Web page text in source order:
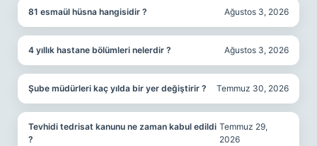
81 esmaül hüsna hangisidir ? Ağustos 3, 2026
4 yıllık hastane bölümleri nelerdir ? Ağustos 3, 2026
Şube müdürleri kaç yılda bir yer değiştirir ? Temmuz 30, 2026
Tevhidi tedrisat kanunu ne zaman kabul edildi
?
Temmuz 29,
2026